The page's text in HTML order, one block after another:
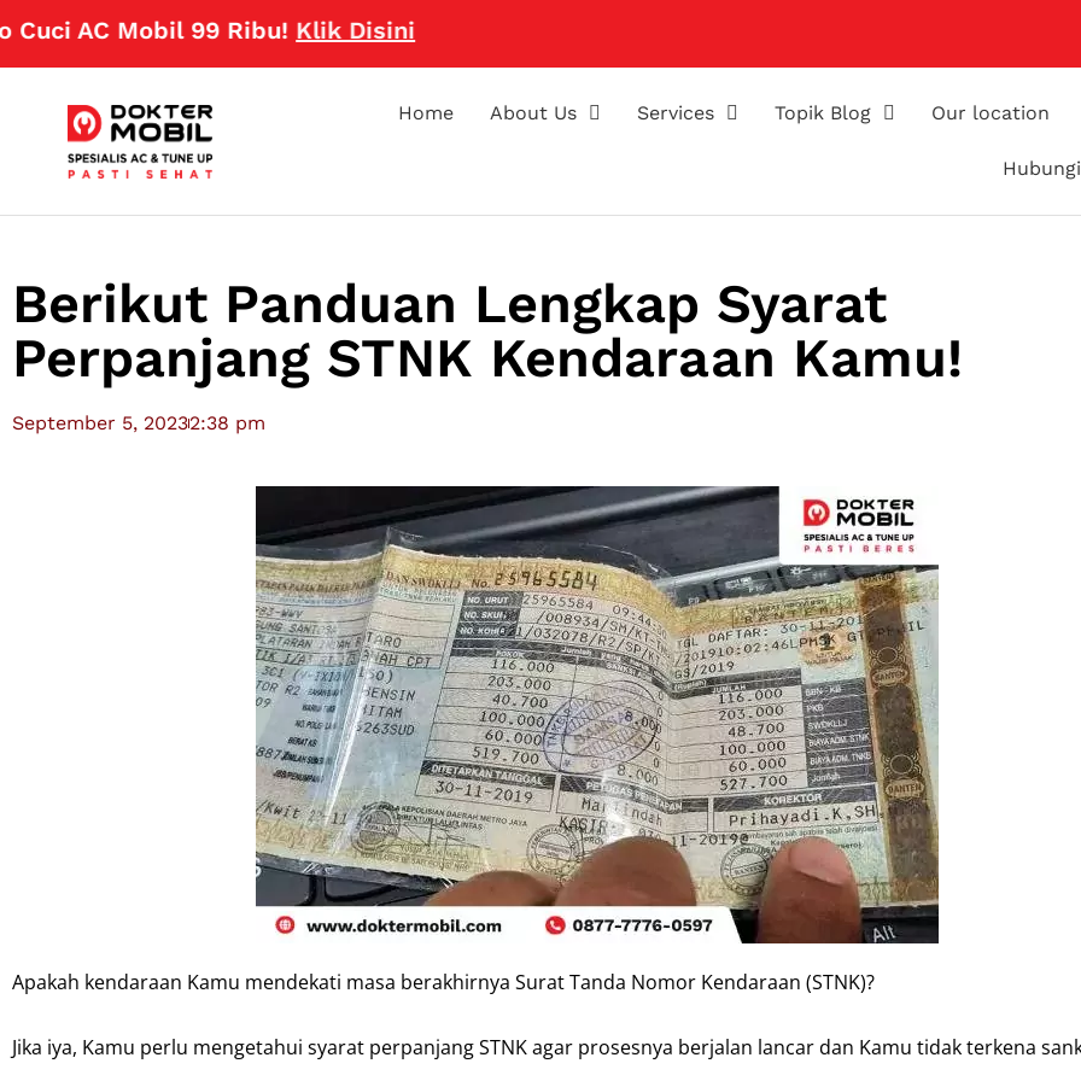
Mobil 99 Ribu!Klik Disini
Home About Us Services Topik Blog Our location
Berikut Panduan Lengkap Syarat
Perpanjang STNK Kendaraan Kamu!
September 5, 20232:38 pm
Apakah kendaraan Kamu mendekati masa berakhirnya Surat Tanda Nomor Kendaraan (STNK)?
Jika iya, Kamu perlu mengetahui syarat perpanjang STNK agar prosesnya berjalan lancar dan Kamu tidak terkena